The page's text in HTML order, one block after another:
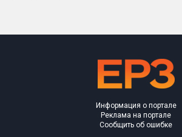
Информация о портале
Реклама на портале
Сообщить об ошибке